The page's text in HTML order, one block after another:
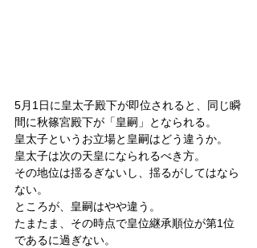
5月1日に皇太子殿下が即位されると、同じ瞬
間に秋篠宮殿下が「皇嗣」となられる。
皇太子というお立場と皇嗣はどう違うか。
皇太子は次の天皇になられるべき方。
その地位は揺るぎないし、揺るがしてはなら
ない。
ところが、皇嗣はやや違う。
たまたま、その時点で皇位継承順位が第1位
であるに過ぎない。